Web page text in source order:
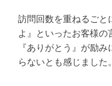
訪問回数を重ねるごと
よ』といったお客様の
『ありがとう』が励
らないとも感じました。